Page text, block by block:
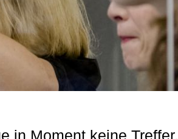
in Moment keine Treffer.